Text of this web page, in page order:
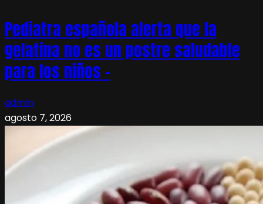
Pediatra española alerta que la
gelatina no es un postre saludable
para los niños –
admin
agosto 7, 2026